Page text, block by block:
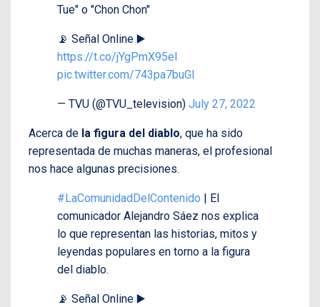
Tue" o "Chon Chon"
📡 Señal Online ▶️
https://t.co/jYgPmX95eI
pic.twitter.com/743pa7buGI
— TVU (@TVU_television) July 27, 2022
Acerca de la figura del diablo, que ha sido
representada de muchas maneras, el profesional
nos hace algunas precisiones.
#LaComunidadDelContenido | El
comunicador Alejandro Sáez nos explica
lo que representan las historias, mitos y
leyendas populares en torno a la figura
del diablo.
📡 Señal Online ▶️